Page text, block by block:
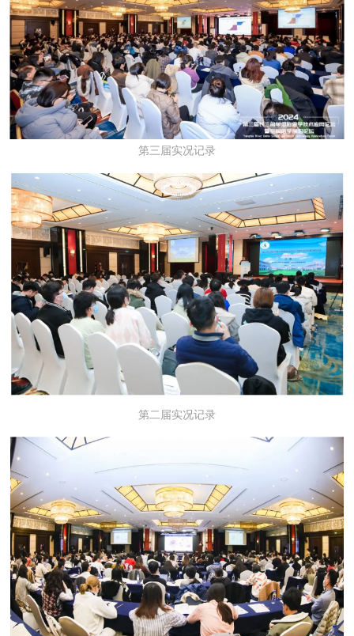
第三届实况记录
第二届实况记录